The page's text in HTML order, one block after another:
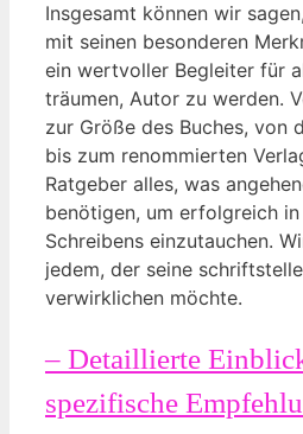
Insgesamt können wir
mit seinen besonderen
ein wertvoller Begleiter für
träumen, Autor zu werden.
zur Größe des Buches, von
bis zum renommierten
Ratgeber alles, was
benötigen, um erfolgreich
Schreibens einzutauchen.
jedem, der seine
verwirklichen möchte.
– Detaillierte
spezifische